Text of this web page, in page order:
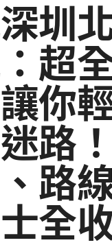
圳
超
你
路
路
全